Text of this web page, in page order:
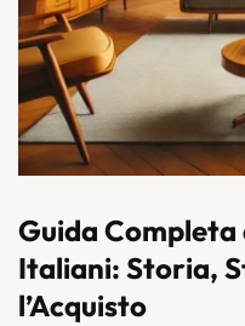
Guida
Italiani: Storia,
l’Acquisto